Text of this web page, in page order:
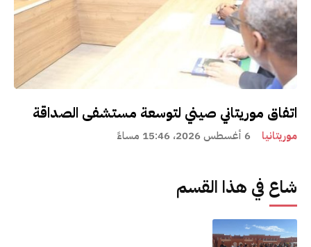
اتفاق موريتاني صيني لتوسعة مستشفى الصداقة
موريتانيا 6 أغسطس 2026، 15:46 مساءً
شاع في هذا القسم